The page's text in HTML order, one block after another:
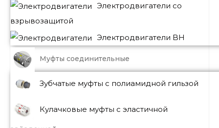
Электродвигатели со
взрывозащитой
Электродвигатели BH
Муфты соединительные
Зубчатые муфты с полиамидной гильзой
Кулачковые муфты с эластичной